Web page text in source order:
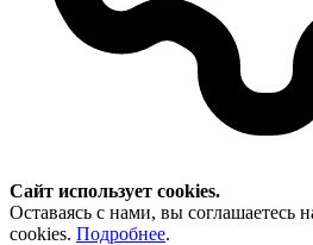
Сайт использует cookies.
Оставаясь с нами, вы соглашаетесь
cookies. Подробнее.